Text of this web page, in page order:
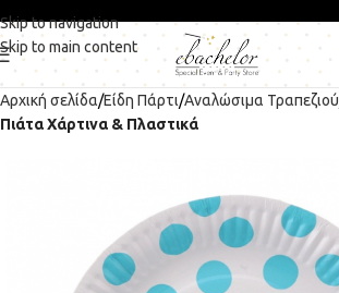
Skip to navigation
Skip to main content
Αρχική σελίδα Είδη Πάρτι Αναλώσιμα Τραπεζιού
Πιάτα Χάρτινα & Πλαστικά